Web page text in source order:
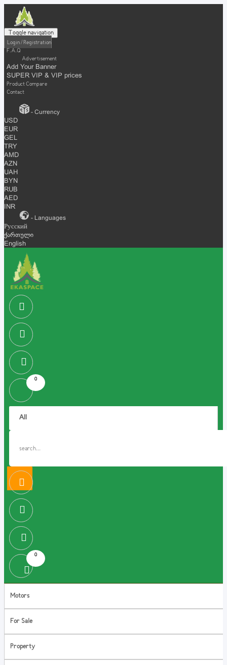
Toggle navigation
Login / Registration
F.A.Q
Advertisement
Add Your Banner
SUPER VIP & VIP prices
Product Compare
Contact
- Currency
USD
EUR
GEL
TRY
AMD
AZN
UAH
BYN
RUB
AED
INR
- Languages
Русский
ქართული
English
0
0
Motors
For Sale
Property